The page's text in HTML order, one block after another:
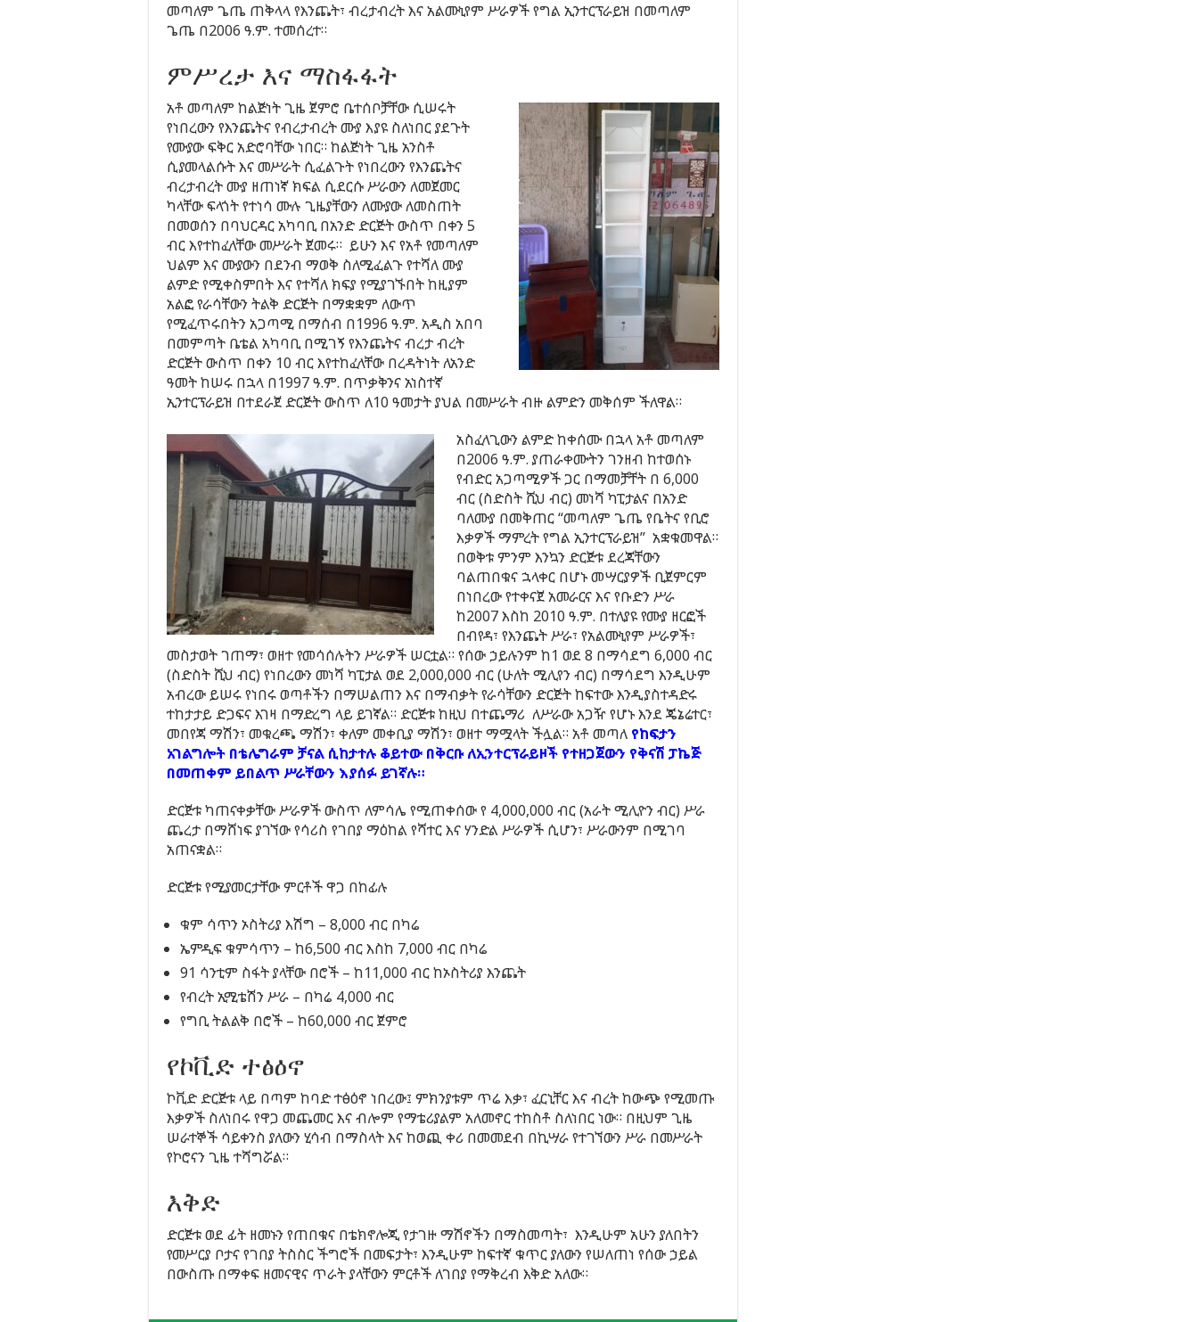
መጣለም ጌጤ ጠቅላላ የእንጨት፣ ብረታብረት እና አልሙኒየም ሥራዎች የግል ኢንተርፕራይዝ በመጣለም
ጌጤ በ2006 ዓ.ም. ተመሰረተ።
ምሥረታ እና ማስፋፋት
አቶ መጣለም ከልጅነት ጊዜ ጀምሮ ቤተሰቦቻቸው ሲሠሩት
የነበረውን የእንጨትና የብረታብረት ሙያ እያዩ ስለነበር ያደጉት
የሙያው ፍቅር አድሮባቸው ነበር። ከልጅነት ጊዜ አንስቶ
ሲያመላልሱት እና መሥራት ሲፈልጉት የነበረውን የእንጨትና
ብረታብረት ሙያ ዘጠነኛ ክፍል ሲደርሱ ሥራውን ለመጀመር
ካላቸው ፍላጎት የተነሳ ሙሉ ጊዜያቸውን ለሙያው ለመስጠት
በመወሰን በባህርዳር አካባቢ በአንድ ድርጅት ውስጥ በቀን 5
ብር እየተከፈላቸው መሥራት ጀመሩ። ይሁን እና የአቶ የመጣለም
ህልም እና ሙያውን በደንብ ማወቅ ስለሚፈልጉ የተሻለ ሙያ
ልምድ የሚቀስምበት እና የተሻለ ክፍያ የሚያገኙበት ከዚያም
አልፎ የራሳቸውን ትልቅ ድርጅት በማቋቋም ለውጥ
የሚፈጥሩበትን አጋጣሚ በማሰብ በ1996 ዓ.ም. አዲስ አበባ
በመምጣት ቤቴል አካባቢ በሚገኝ የእንጨትና ብረታ ብረት
ድርጅት ውስጥ በቀን 10 ብር እየተከፈላቸው በረዳትነት ለአንድ
ዓመት ከሠሩ በኋላ በ1997 ዓ.ም. በጥቃቅንና አነስተኛ
ኢንተርፕራይዝ በተደራጀ ድርጅት ውስጥ ለ10 ዓመታት ያህል በመሥራት ብዙ ልምድን መቅሰም ችለዋል።
አስፈላጊውን ልምድ ከቀሰሙ በኋላ አቶ መጣለም
በ2006 ዓ.ም. ያጠራቀሙትን ገንዘብ ከተወሰኑ
የብድር አጋጣሚዎች ጋር በማመቻቸት በ 6,000
ብር (ስድስት ሺህ ብር) መነሻ ካፒታልና በአንድ
ባለሙያ በመቅጠር “መጣለም ጌጤ የቤትና የቢሮ
እቃዎች ማምረት የግል ኢንተርፕራይዝ” አቋቁመዋል።
በወቅቱ ምንም እንኳን ድርጅቱ ደረጃቸውን
ባልጠበቁና ኋላቀር በሆኑ መሣርያዎች ቢጀምርም
በነበረው የተቀናጀ አመራርና እና የቡድን ሥራ
ከ2007 እስከ 2010 ዓ.ም. በተለያዩ የሙያ ዘርፎች
በብየዳ፣ የእንጨት ሥራ፣ የአልሙኒየም ሥራዎች፣
መስታወት ገጠማ፣ ወዘተ የመሳሰሉትን ሥራዎች ሠርቷል። የሰው ኃይሉንም ከ1 ወደ 8 በማሳደግ 6,000 ብር
(ስድስት ሺህ ብር) የነበረውን መነሻ ካፒታል ወደ 2,000,000 ብር (ሁለት ሚሊየን ብር) በማሳደግ እንዲሁም
አብረው ይሠሩ የነበሩ ወጣቶችን በማሠልጠን እና በማብቃት የራሳቸውን ድርጅት ከፍተው እንዲያስተዳድሩ
ተከታታይ ድጋፍና እገዛ በማድረግ ላይ ይገኛል። ድርጅቱ ከዚህ በተጨማሪ ለሥራው አጋዥ የሆኑ እንደ ጄኔሬተር፣
መበየጃ ማሽን፣ መቁረጫ ማሽን፣ ቀለም መቀቢያ ማሽን፣ ወዘተ ማሟላት ችሏል። አቶ መጣለ የከፍታን
አገልግሎት በቴሌግራም ቻናል ሲከታተሉ ቆይተው በቅርቡ ለኢንተርፕራይዞች የተዘጋጀውን የቅናሽ ፓኬጅ
በመጠቀም ይበልጥ ሥራቸውን እያሰፉ ይገኛሉ።
ድርጅቱ ካጠናቀቃቸው ሥራዎች ውስጥ ለምሳሌ የሚጠቀሰው የ 4,000,000 ብር (አራት ሚሊዮን ብር) ሥራ
ጨረታ በማሸነፍ ያገኘው የሳሪስ የገበያ ማዕከል የሻተር እና ሃንድል ሥራዎች ሲሆን፣ ሥራውንም በሚገባ
አጠናቋል።
ድርጅቱ የሚያመርታቸው ምርቶች ዋጋ በከፊሉ
ቁም ሳጥን ኦስትሪያ እሽግ – 8,000 ብር በካሬ
ኤምዲፍ ቁምሳጥን – ከ6,500 ብር እስከ 7,000 ብር በካሬ
91 ሳንቲም ስፋት ያላቸው በሮች – ከ11,000 ብር ከኦስትሪያ እንጨት
የብረት ኢሚቴሽን ሥራ – በካሬ 4,000 ብር
የግቢ ትልልቅ በሮች – ከ60,000 ብር ጀምሮ
የኮቪድ ተፅዕኖ
ኮቪድ ድርጅቱ ላይ በጣም ከባድ ተፅዕኖ ነበረው፤ ምክንያቱም ጥሬ እቃ፣ ፈርኒቸር እና ብረት ከውጭ የሚመጡ
እቃዎች ስለነበሩ የዋጋ መጨመር እና ብሎም የማቴሪያልም አለመኖር ተከስቶ ስለነበር ነው። በዚህም ጊዜ
ሠራተኞች ሳይቀንስ ያለውን ሂሳብ በማስላት እና ከወጪ ቀሪ በመመደብ በኪሣራ የተገኘውን ሥራ በመሥራት
የኮሮናን ጊዜ ተሻግሯል።
እቅድ
ድርጅቱ ወደ ፊት ዘመኑን የጠበቁና በቴክኖሎጂ የታገዙ ማሽኖችን በማስመጣት፣ እንዲሁም አሁን ያለበትን
የመሥርያ ቦታና የገበያ ትስስር ችግሮች በመፍታት፣ እንዲሁም ከፍተኛ ቁጥር ያለውን የሠለጠነ የሰው ኃይል
በውስጡ በማቀፍ ዘመናዊና ጥራት ያላቸውን ምርቶች ለገበያ የማቅረብ እቅድ አለው።